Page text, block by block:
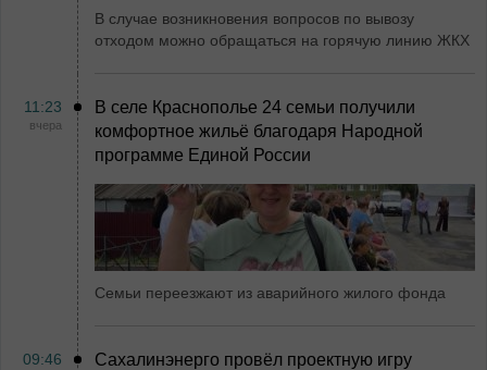
В случае возникновения вопросов по вывозу
отходом можно обращаться на горячую линию ЖКХ
11:23
вчера
В селе Краснополье 24 семьи получили
комфортное жильё благодаря Народной
программе Единой России
Семьи переезжают из аварийного жилого фонда
09:46
Сахалинэнерго провёл проектную игру